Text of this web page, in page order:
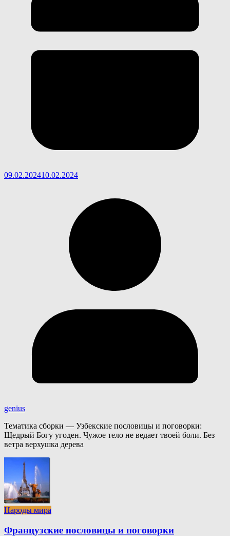
09.02.202410.02.2024
genius
Тематика сборки — Узбекские пословицы и поговорки:
Щедрый Богу угоден. Чужое тело не ведает твоей боли. Без
ветра верхушка дерева
Народы мира
Французские пословицы и поговорки